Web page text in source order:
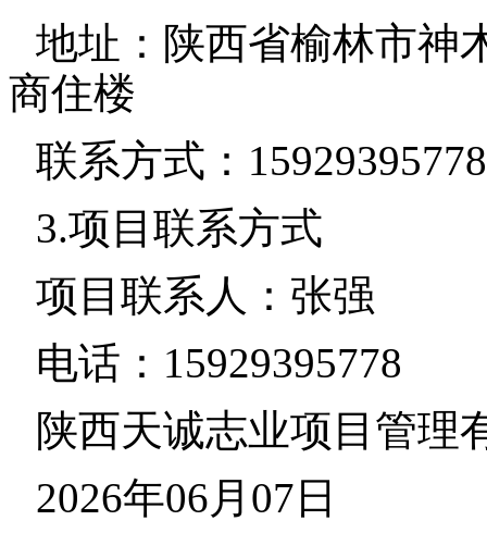
地址：陕西省榆林市神
商住楼
联系方式：15929395778
3.项目联系方式
项目联系人：张强
电话：15929395778
陕西天诚志业项目管理
2026年06月07日